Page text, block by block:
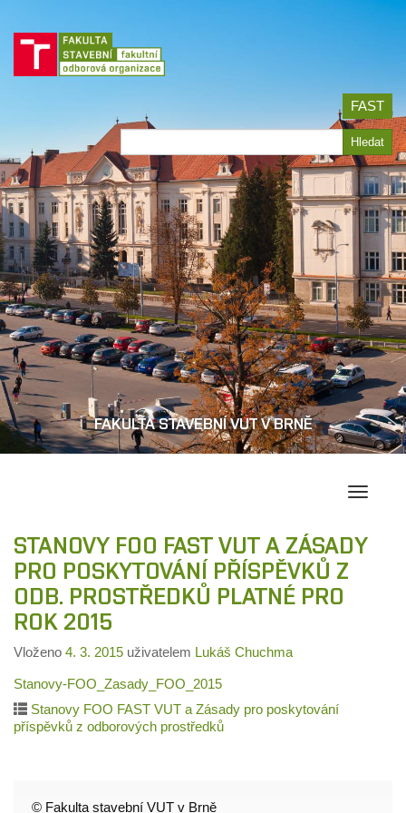
FAKULTA STAVEBNÍ VUT V BRNĚ
Jít
na
obsah
FAST
Hledat
STANOVY FOO FAST VUT A ZÁSADY
PRO POSKYTOVÁNÍ PŘÍSPĚVKŮ Z
ODB. PROSTŘEDKŮ PLATNÉ PRO
ROK 2015
Vloženo 4. 3. 2015 uživatelem Lukáš Chuchma
Stanovy-FOO_Zasady_FOO_2015
Stanovy FOO FAST VUT a Zásady pro poskytování
příspěvků z odborových prostředků
© Fakulta stavební VUT v Brně